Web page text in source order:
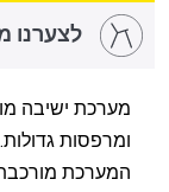
לצערנו
מערכת ישיבה
ומרפסות גדולות.